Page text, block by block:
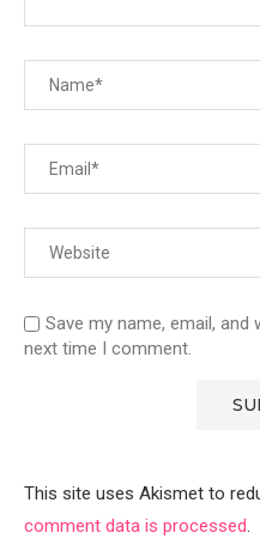
Save my name, email,
next time I comment.
This site uses Akismet to
comment data is processed.